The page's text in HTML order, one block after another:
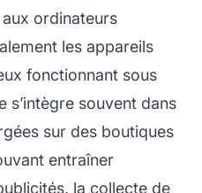
aux ordinateurs
les appareils
fonctionnant sous
s’intègre souvent dans
sur des boutiques
entraîner
la collecte de